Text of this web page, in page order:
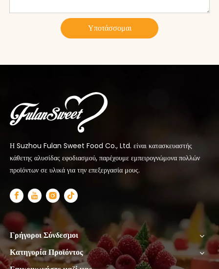
Υποτάσσομαι
Η Suzhou Fulan Sweet Food Co., Ltd. είναι κατασκευαστής
κάθετης αλυσίδας εφοδιασμού, παρέχουμε εμπειρογνώμονα πολλών
προϊόντων σε υλικά για την επεξεργασία μους.
Γρήγοροι Σύνδεσμοι
Κατηγορία Προϊόντος